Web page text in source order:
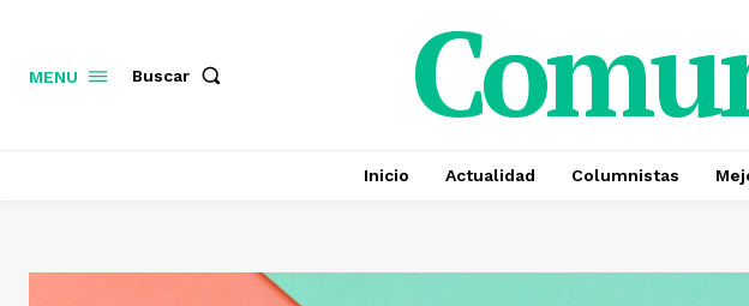
MENU Buscar
Inicio Actualidad Columnistas